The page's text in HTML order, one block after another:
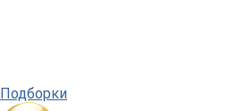
Подборки